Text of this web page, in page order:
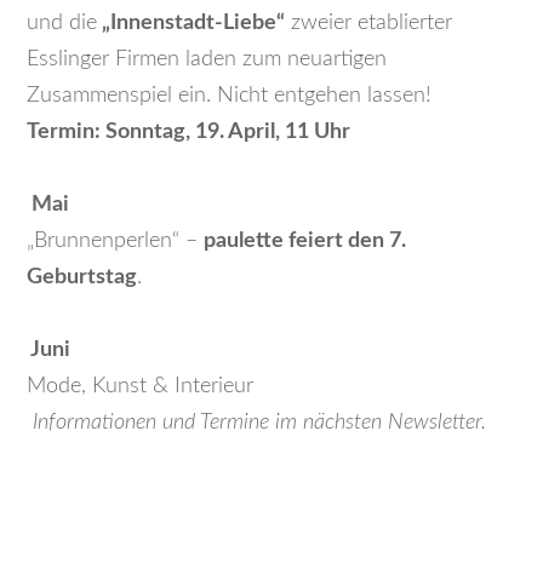
und die „Innenstadt-Liebe“ zweier etablierter
Esslinger Firmen laden zum neuartigen
Zusammenspiel ein. Nicht entgehen lassen!
Termin: Sonntag, 19. April, 11 Uhr
Mai
„Brunnenperlen“ – paulette feiert den 7.
Geburtstag.
Juni
Mode, Kunst & Interieur
Informationen und Termine im nächsten Newsletter.